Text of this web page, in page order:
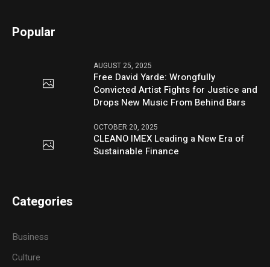
Popular
AUGUST 25, 2025
Free David Yarde: Wrongfully
Convicted Artist Fights for Justice and
Drops New Music From Behind Bars
OCTOBER 20, 2025
CLEANO IMEX Leading a New Era of
Sustainable Finance
Categories
Business
Culture